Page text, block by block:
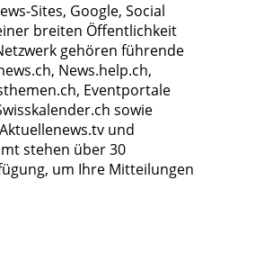
Sites, Google, Social
breiten Öffentlichkeit
gehören führende
News.help.ch,
Eventportale
sowie
und
stehen über 30
um Ihre Mitteilungen